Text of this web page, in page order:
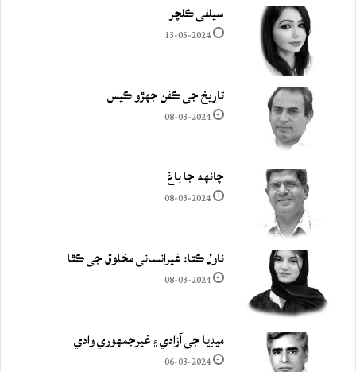
سيلفي ڪلچر
13-05-2024
تاريخ جي ڪفن جھڙو ڪيس
08-03-2024
چانهه جا باغ
08-03-2024
ناول ڪتا: غيرانساني مخلوق جي ڪٿا
08-03-2024
ميڊيا جي آزادي ۽ غيرجمھوري وادي
06-03-2024